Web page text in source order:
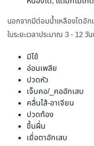
นอกจากมีต่อมน้ำเหลืองโตอั
ในระยะเวลาประมาณ 3 - 12
มีไข้
อ่อนเพลีย
ปวดหัว
เจ็บคอ/_คออักเสบ
คลื่นไส้-อาเจียน
ปวดท้อง
ขึ้นผื่น
เยื่อตาอักเสบ